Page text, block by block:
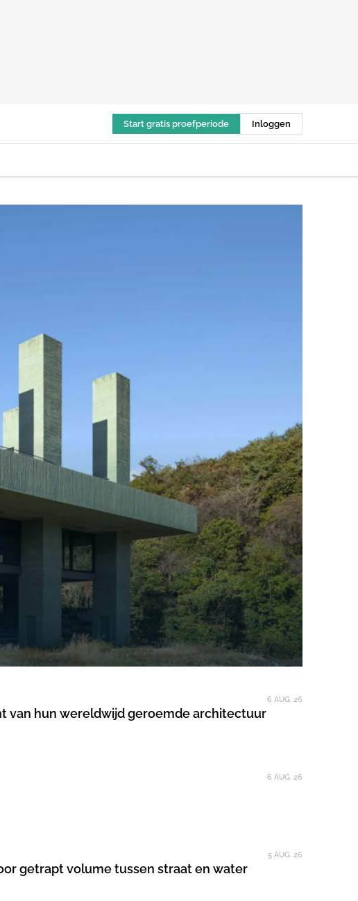
Start gratis proefperiode Inloggen
6 AUG. 26
van hun wereldwijd geroemde architectuur
6 AUG. 26
5 AUG. 26
getrapt volume tussen straat en water